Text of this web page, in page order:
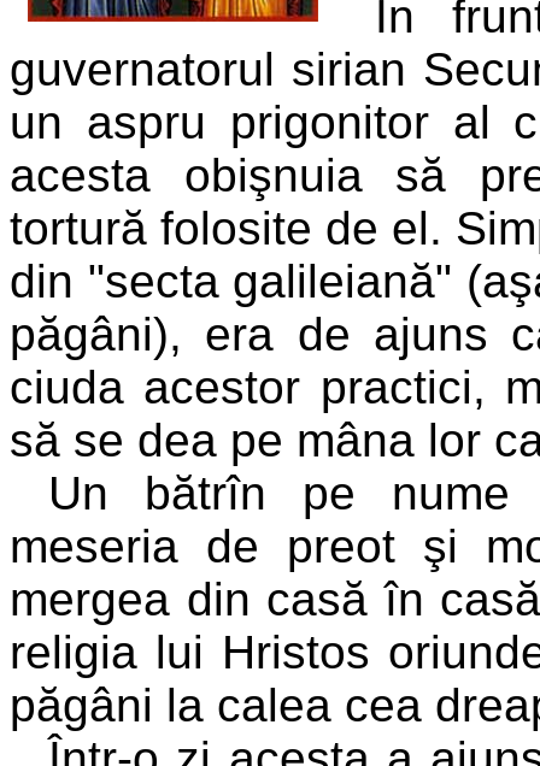
În
guvernatorul sirian
un aspru prigonitor al
acesta obişnuia să
tortură folosite de el.
din "secta galileiană"
păgâni), era de ajuns
ciuda acestor practici,
să se dea pe mâna lor
Un bătrîn pe nume
meseria de preot şi
mergea din casă în
religia lui Hristos
păgâni la calea cea